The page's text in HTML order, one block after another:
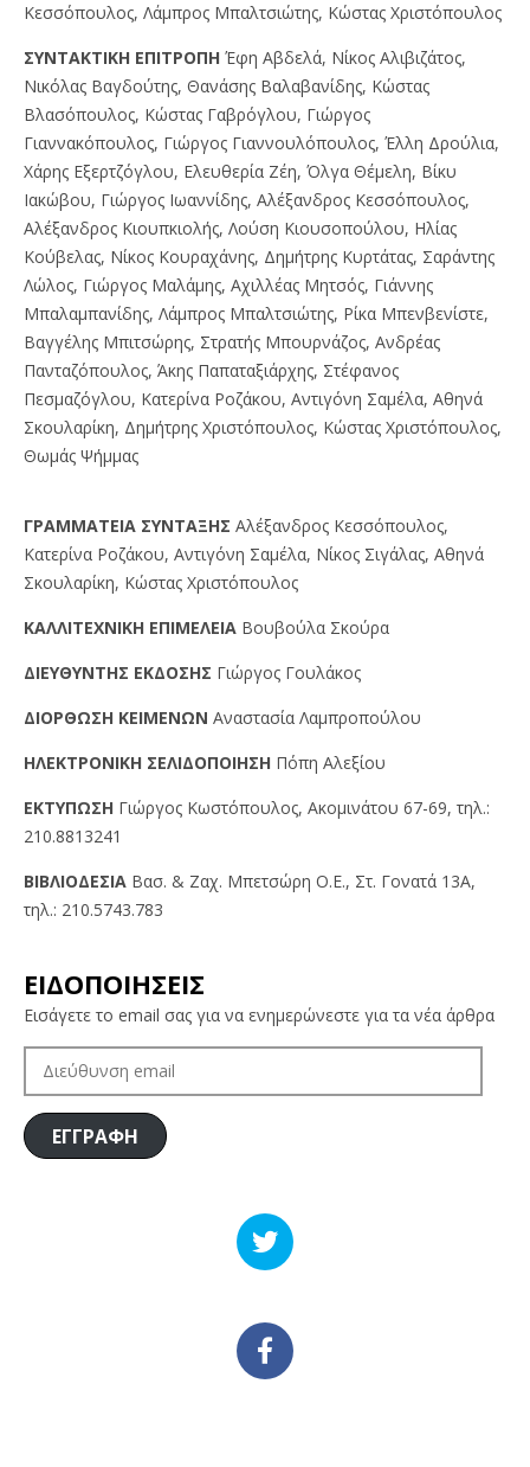
Κεσσόπουλος, Λάμπρος Μπαλτσιώτης, Κώστας Χριστόπουλος
ΣYNTAKTIKH EΠITPOΠH Έφη Αβδελά, Νίκος Αλιβιζάτος,
Νικόλας Βαγδούτης, Θανάσης Βαλαβανίδης, Κώστας
Βλασόπουλος, Κώστας Γαβρόγλου, Γιώργος
Γιαννακόπουλος, Γιώργος Γιαννουλόπουλος, Έλλη Δρούλια,
Χάρης Εξερτζόγλου, Ελευθερία Ζέη, Όλγα Θέμελη, Βίκυ
Ιακώβου, Γιώργος Ιωαννίδης, Αλέξανδρος Κεσσόπουλος,
Αλέξανδρος Κιουπκιολής, Λούση Κιουσοπούλου, Ηλίας
Κούβελας, Νίκος Κουραχάνης, Δημήτρης Κυρτάτας, Σαράντης
Λώλος, Γιώργος Μαλάμης, Αχιλλέας Μητσός, Γιάννης
Μπαλαμπανίδης, Λάμπρος Μπαλτσιώτης, Ρίκα Μπενβενίστε,
Βαγγέλης Μπιτσώρης, Στρατής Μπουρνάζος, Ανδρέας
Πανταζόπουλος, Άκης Παπαταξιάρχης, Στέφανος
Πεσμαζόγλου, Κατερίνα Ροζάκου, Αντιγόνη Σαμέλα, Αθηνά
Σκουλαρίκη, Δημήτρης Χριστόπουλος, Κώστας Χριστόπουλος,
Θωμάς Ψήμμας
ΓPAMMATEIA ΣYNTAΞHΣ Αλέξανδρος Κεσσόπουλος,
Κατερίνα Ροζάκου, Αντιγόνη Σαμέλα, Νίκος Σιγάλας, Αθηνά
Σκουλαρίκη, Κώστας Χριστόπουλος
KAΛΛITEXNIKH EΠIMEΛEIA Βουβούλα Σκούρα
ΔIEYΘYNTHΣ EKΔOΣHΣ Γιώργος Γουλάκος
ΔIOPΘΩΣH KEIMENΩN Αναστασία Λαμπροπούλου
HΛEKTPONIKH ΣEΛIΔOΠOIHΣH Πόπη Αλεξίου
EKTYΠΩΣH Γιώργος Kωστόπουλος, Aκομινάτου 67-69, τηλ.:
210.8813241
BIBΛIOΔEΣIA Βασ. & Ζαχ. Μπετσώρη O.Ε., Στ. Γονατά 13A,
τηλ.: 210.5743.783
ΕΙΔΟΠΟΙΗΣΕΙΣ
Εισάγετε το email σας για να ενημερώνεστε για τα νέα άρθρα
ΔΙΕΎΘΥΝΣΗ
ΕΓΓΡΑΦΗ